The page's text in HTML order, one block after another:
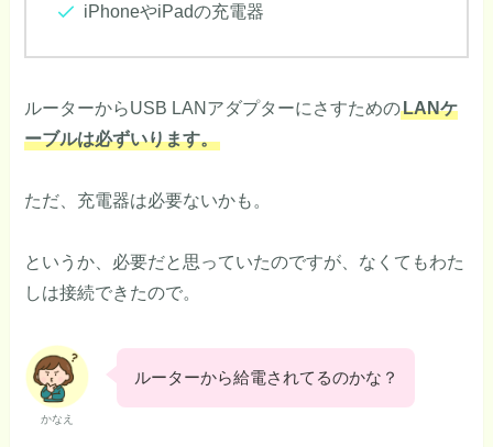
iPhoneやiPadの充電器
ルーターからUSB LANアダプターにさすためのLANケ
ーブルは必ずいります。
ただ、充電器は必要ないかも。
というか、必要だと思っていたのですが、なくてもわた
しは接続できたので。
かなえ
ルーターから給電されてるのかな？